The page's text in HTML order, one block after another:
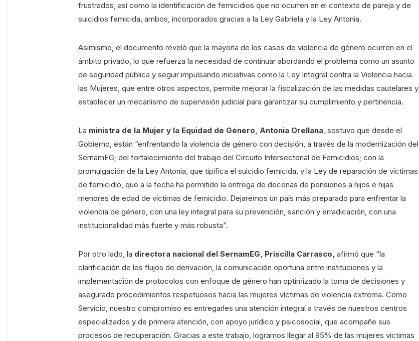
frustrados, así como la identificación de femicidios que no ocurren en el contexto de pareja y de
suicidios femicida, ambos, incorporados gracias a la Ley Gabriela y la Ley Antonia.
Asimismo, el documento reveló que la mayoría de los casos de violencia de género ocurren en el
ámbito privado, lo que refuerza la necesidad de continuar abordando el problema como un asunto
de seguridad pública y seguir impulsando iniciativas como la Ley Integral contra la Violencia hacia
las Mujeres, que entre otros aspectos, permite mejorar la fiscalización de las medidas cautelares y
establecer un mecanismo de supervisión judicial para garantizar su cumplimiento y pertinencia.
La ministra de la Mujer y la Equidad de Género, Antonia Orellana, sostuvo que desde el
Gobierno, están “enfrentando la violencia de género con decisión, a través de la modernización del
SernamEG; del fortalecimiento del trabajo del Circuito Intersectorial de Femicidios; con la
promulgación de la Ley Antonia, que tipifica el suicidio femicida, y la Ley de reparación de víctimas
de femicidio, que a la fecha ha permitido la entrega de decenas de pensiones a hijos e hijas
menores de edad de víctimas de femicidio. Dejaremos un país más preparado para enfrentar la
violencia de género, con una ley integral para su prevención, sanción y erradicación, con una
institucionalidad más fuerte y más robusta”.
Por otro lado, la directora nacional del SernamEG, Priscilla Carrasco, afirmó que “la
clarificación de los flujos de derivación, la comunicación oportuna entre instituciones y la
implementación de protocolos con enfoque de género han optimizado la toma de decisiones y
asegurado procedimientos respetuosos hacia las mujeres víctimas de violencia extrema. Como
Servicio, nuestro compromiso es entregarles una atención integral a través de nuestros centros
especializados y de primera atención, con apoyo jurídico y psicosocial, que acompañe sus
procesos de recuperación. Gracias a este trabajo, logramos llegar al 95% de las mujeres víctimas